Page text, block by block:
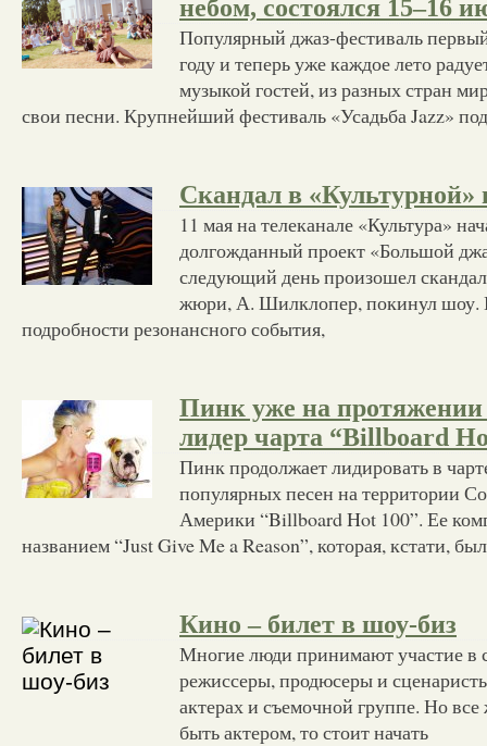
небом, состоялся 15–16
Популярный джаз-фестиваль
году и теперь уже каждое лето
музыкой гостей, из разных стран
свои песни. Крупнейший фестиваль «Усадьба Jazz» под
Скандал в «Культурной»
11 мая на телеканале «Культура»
долгожданный проект «Большой
следующий день произошел
жюри, А. Шилклопер, покинул шоу.
подробности резонансного события,
Пинк уже на протяжении
лидер чарта “Billboard
Пинк продолжает лидировать в
популярных песен на территории
Америки “Billboard Hot 100”. Ее
названием “Just Give Me a Reason”, которая, кстати,
Кино – билет в шоу-биз
Многие люди принимают участие в
режиссеры, продюсеры и
актерах и съемочной группе. Но
быть актером, то стоит начать